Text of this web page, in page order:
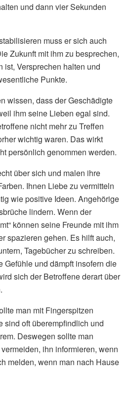
und dann vier Sekunden
muss er sich auch
Zukunft mit ihm zu besprechen,
ist, Versprechen halten und
Punkte.
wissen, dass der Geschädigte
ihm seine Lieben egal sind.
nicht mehr zu Treffen
wichtig waren. Das wirkt
persönlich genommen werden.
über sich und malen ihre
Ihnen Liebe zu vermitteln
wie positive Ideen. Angehörige
lindern. Wenn der
können seine Freunde mit ihm
spazieren gehen. Es hilft auch,
Tagebücher zu schreiben.
Gefühle und dämpft insofern die
sich der Betroffene derart über
man mit Fingerspitzen
sind oft überempfindlich und
Deswegen sollte man
ihn informieren, wenn
melden, wenn man nach Hause